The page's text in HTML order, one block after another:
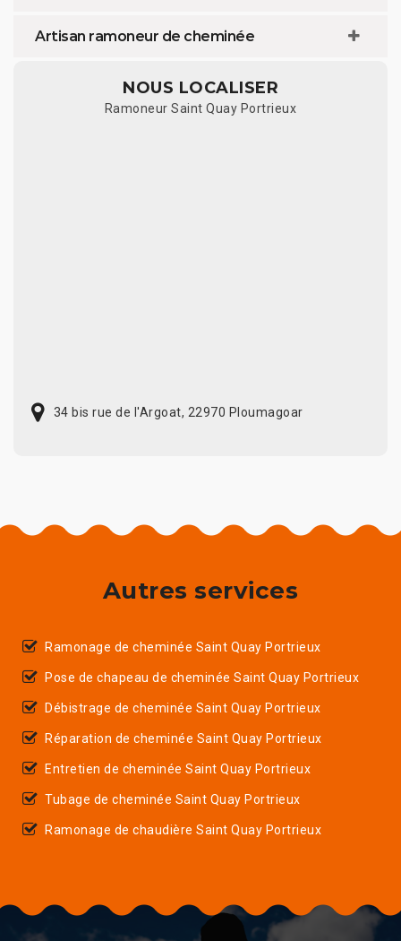
Artisan ramoneur de cheminée
NOUS LOCALISER
Ramoneur Saint Quay Portrieux
34 bis rue de l'Argoat, 22970 Ploumagoar
Autres services
Ramonage de cheminée Saint Quay Portrieux
Pose de chapeau de cheminée Saint Quay Portrieux
Débistrage de cheminée Saint Quay Portrieux
Réparation de cheminée Saint Quay Portrieux
Entretien de cheminée Saint Quay Portrieux
Tubage de cheminée Saint Quay Portrieux
Ramonage de chaudière Saint Quay Portrieux